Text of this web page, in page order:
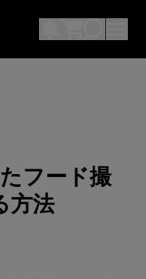
フード撮
方法